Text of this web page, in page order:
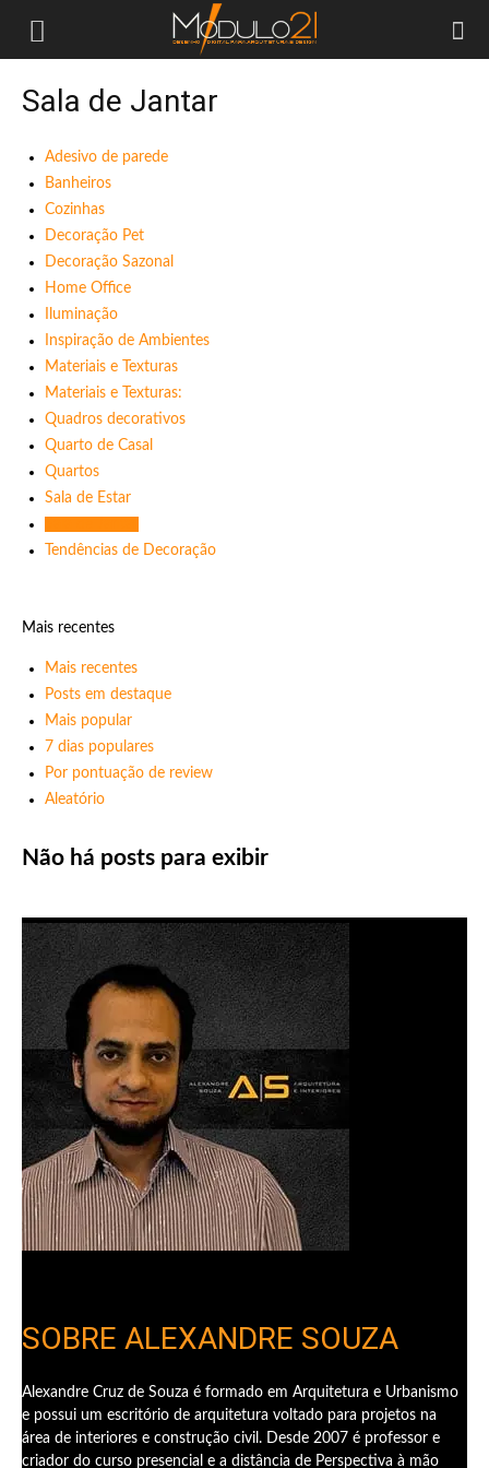
Módulo21
Sala de Jantar
Adesivo de parede
Banheiros
Cozinhas
Decoração Pet
Decoração Sazonal
Home Office
Iluminação
Inspiração de Ambientes
Materiais e Texturas
Materiais e Texturas:
Quadros decorativos
Quarto de Casal
Quartos
Sala de Estar
Tendências de Decoração
Mais recentes
Mais recentes
Posts em destaque
Mais popular
7 dias populares
Por pontuação de review
Aleatório
Não há posts para exibir
SOBRE ALEXANDRE SOUZA
Alexandre Cruz de Souza é formado em Arquitetura e Urbanismo
e possui um escritório de arquitetura voltado para projetos na
área de interiores e construção civil. Desde 2007 é professor e
criador do curso presencial e a distância de Perspectiva à mão